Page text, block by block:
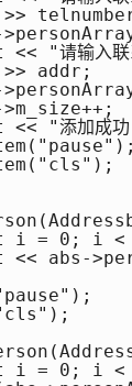
入联系
加成功
0; i <
0; i <